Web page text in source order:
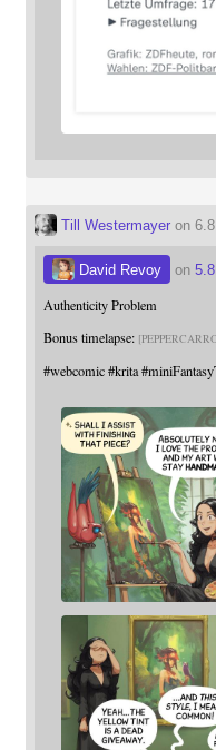
Till Westermayeron
David Revoy on
Authenticity Problem
Bonus timelapse:
#webcomic #krita #